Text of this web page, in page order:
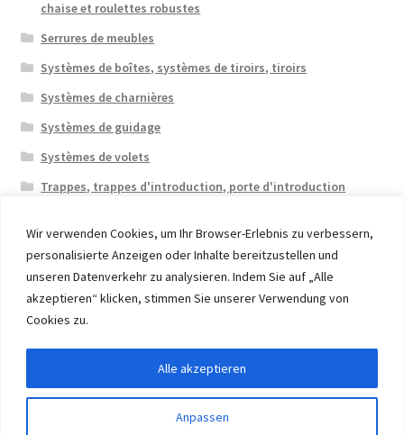
Wir verwenden Cookies, um Ihr Browser-Erlebnis zu verbessern,
personalisierte Anzeigen oder Inhalte bereitzustellen und
unseren Datenverkehr zu analysieren. Indem Sie auf „Alle
akzeptieren“ klicken, stimmen Sie unserer Verwendung von
Cookies zu.
Anpassen
Alle akzeptieren
chaise et roulettes robustes
Serrures de meubles
Systèmes de boîtes, systèmes de tiroirs, tiroirs
Systèmes de charnières
Systèmes de guidage
Systèmes de volets
Trappes, trappes d'introduction, porte d'introduction
© 2026 Eruon Trade UG, Germany, member of the ERUON